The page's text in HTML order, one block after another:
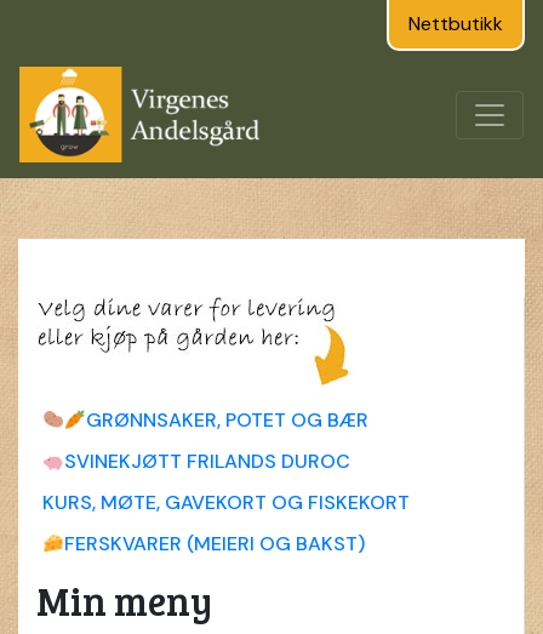
Nettbutikk
GRØNNSAKER, POTET OG BÆR
SVINEKJØTT FRILANDS DUROC
KURS, MØTE, GAVEKORT OG FISKEKORT
FERSKVARER (MEIERI OG BAKST)
Min meny